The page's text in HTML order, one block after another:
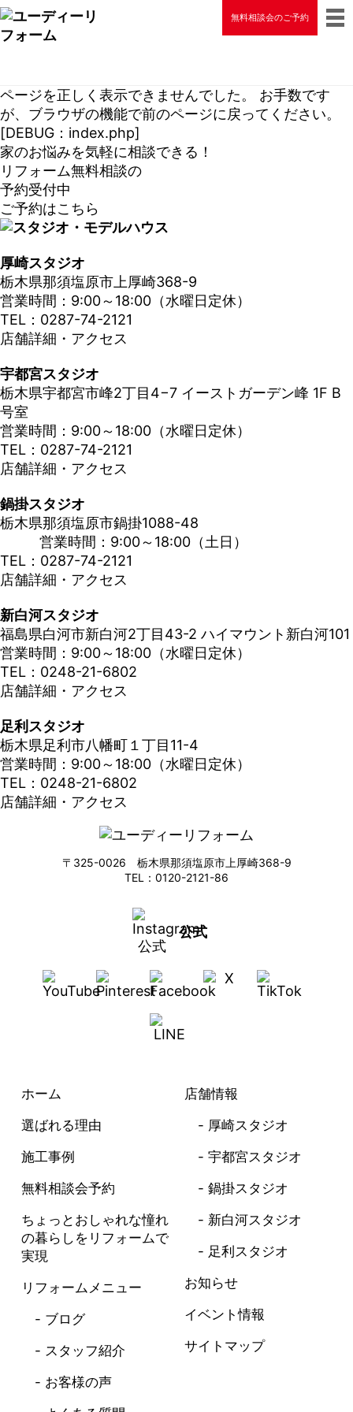
無料相談会のご予約
ページを正しく表示できませんでした。 お手数です
が、ブラウザの機能で前のページに戻ってください。
[DEBUG：index.php]
家のお悩みを気軽に相談できる！
リフォーム無料相談の
予約受付中
ご予約はこちら
厚崎スタジオ
栃木県那須塩原市上厚崎368-9
営業時間：9:00～18:00（水曜日定休）
TEL：0287-74-2121
店舗詳細・アクセス
宇都宮スタジオ
栃木県宇都宮市峰2丁目4−7 イーストガーデン峰 1F B
号室
営業時間：9:00～18:00（水曜日定休）
TEL：0287-74-2121
店舗詳細・アクセス
鍋掛スタジオ
栃木県那須塩原市鍋掛1088-48
営業時間：9:00～18:00（土日）
TEL：0287-74-2121
店舗詳細・アクセス
新白河スタジオ
福島県白河市新白河2丁目43-2 ハイマウント新白河101
営業時間：9:00～18:00（水曜日定休）
TEL：0248-21-6802
店舗詳細・アクセス
足利スタジオ
栃木県足利市八幡町１丁目11-4
営業時間：9:00～18:00（水曜日定休）
TEL：0248-21-6802
店舗詳細・アクセス
〒325-0026 栃木県那須塩原市上厚崎368-9
TEL：0120-2121-86
公式
ホーム
選ばれる理由
施工事例
無料相談会予約
ちょっとおしゃれな憧れ
の暮らしを リフォームで
実現
リフォームメニュー
ブログ
スタッフ紹介
お客様の声
店舗情報
厚崎スタジオ
宇都宮スタジオ
鍋掛スタジオ
新白河スタジオ
足利スタジオ
お知らせ
イベント情報
サイトマップ